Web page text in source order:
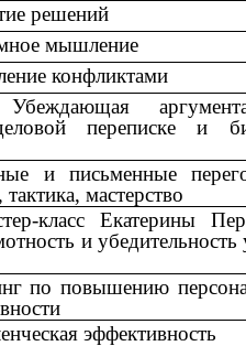
решений​​
мышление​​
конфликтами​​
Убеждающая
переписке и
и письменные
тактика, мастерство​​
класс Екатерины
и убедительность
по повышению
эффективность​​